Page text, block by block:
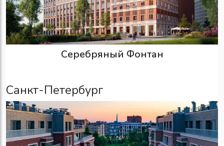
Серебряный Фонтан
Санкт-Петербург